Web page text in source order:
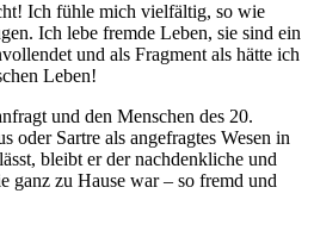
Ich fühle mich vielfältig, so wie
Ich lebe fremde Leben, sie sind ein
und als Fragment als hätte ich
Leben!
und den Menschen des 20.
oder Sartre als angefragtes Wesen in
bleibt er der nachdenkliche und
ganz zu Hause war – so fremd und